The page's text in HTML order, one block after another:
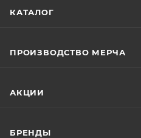
КАТАЛОГ
ПРОИЗВОДСТВО МЕРЧА
АКЦИИ
БРЕНДЫ